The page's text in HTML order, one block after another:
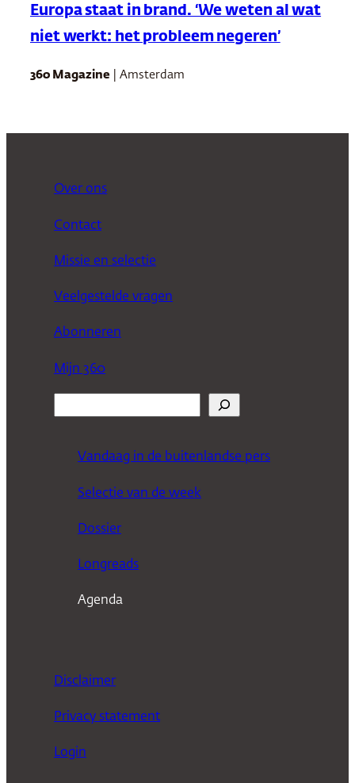
Europa staat in brand. ‘We weten al wat
niet werkt: het probleem negeren’
360 Magazine | Amsterdam
Over ons
Contact
Missie en selectie
Veelgestelde vragen
Abonneren
Mijn 360
Vandaag in de buitenlandse pers
Selectie van de week
Dossier
Longreads
Agenda
Disclaimer
Privacy statement
Login